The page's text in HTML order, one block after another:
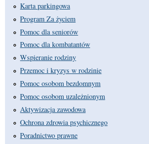
Karta parkingowa
Program Za życiem
Pomoc dla seniorów
Pomoc dla kombatantów
Wspieranie rodziny
Przemoc i kryzys w rodzinie
Pomoc osobom bezdomnym
Pomoc osobom uzależnionym
Aktywizacja zawodowa
Ochrona zdrowia psychicznego
Poradnictwo prawne